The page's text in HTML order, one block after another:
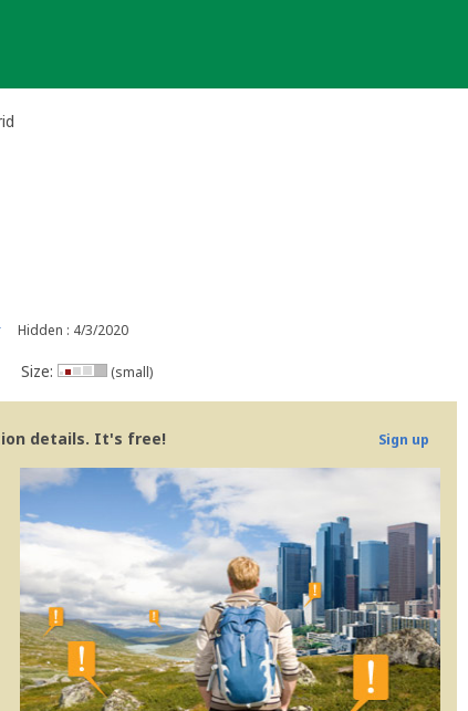
Hidden : 4/3/2020
Size: (small)
details. It's free! Sign up